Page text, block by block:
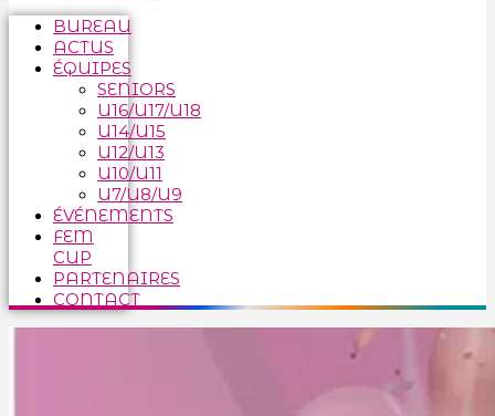
BUREAU
ACTUS
ÉQUIPES
SENIORS
U16/U17/U18
U14/U15
U12/U13
U10/U11
U7/U8/U9
ÉVÉNEMENTS
FEM
CUP
PARTENAIRES
CONTACT